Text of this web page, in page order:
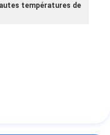
températures de